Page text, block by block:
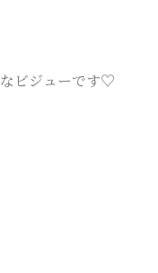
ビジューです♡